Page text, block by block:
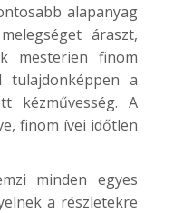
alapanyag
áraszt,
mesterien finom
tulajdonképpen a
kézművesség. A
finom ívei időtlen
minden egyes
a részletekre